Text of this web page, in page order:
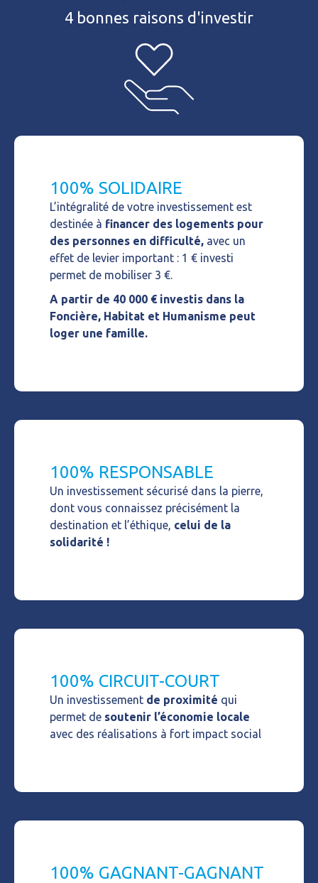
4 bonnes raisons d'investir
100% SOLIDAIRE
L’intégralité de votre investissement est
destinée à financer des logements pour
des personnes en difficulté, avec un
effet de levier important : 1 € investi
permet de mobiliser 3 €.
A partir de 40 000 € investis dans la
Foncière, Habitat et Humanisme peut
loger une famille.
100% RESPONSABLE
Un investissement sécurisé dans la pierre,
dont vous connaissez précisément la
destination et l’éthique, celui de la
solidarité !
100% CIRCUIT-COURT
Un investissement de proximité qui
permet de soutenir l’économie locale
avec des réalisations à fort impact social
100% GAGNANT-GAGNANT